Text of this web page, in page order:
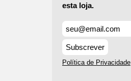
esta loja.
Subscrever
Política de Privacidade